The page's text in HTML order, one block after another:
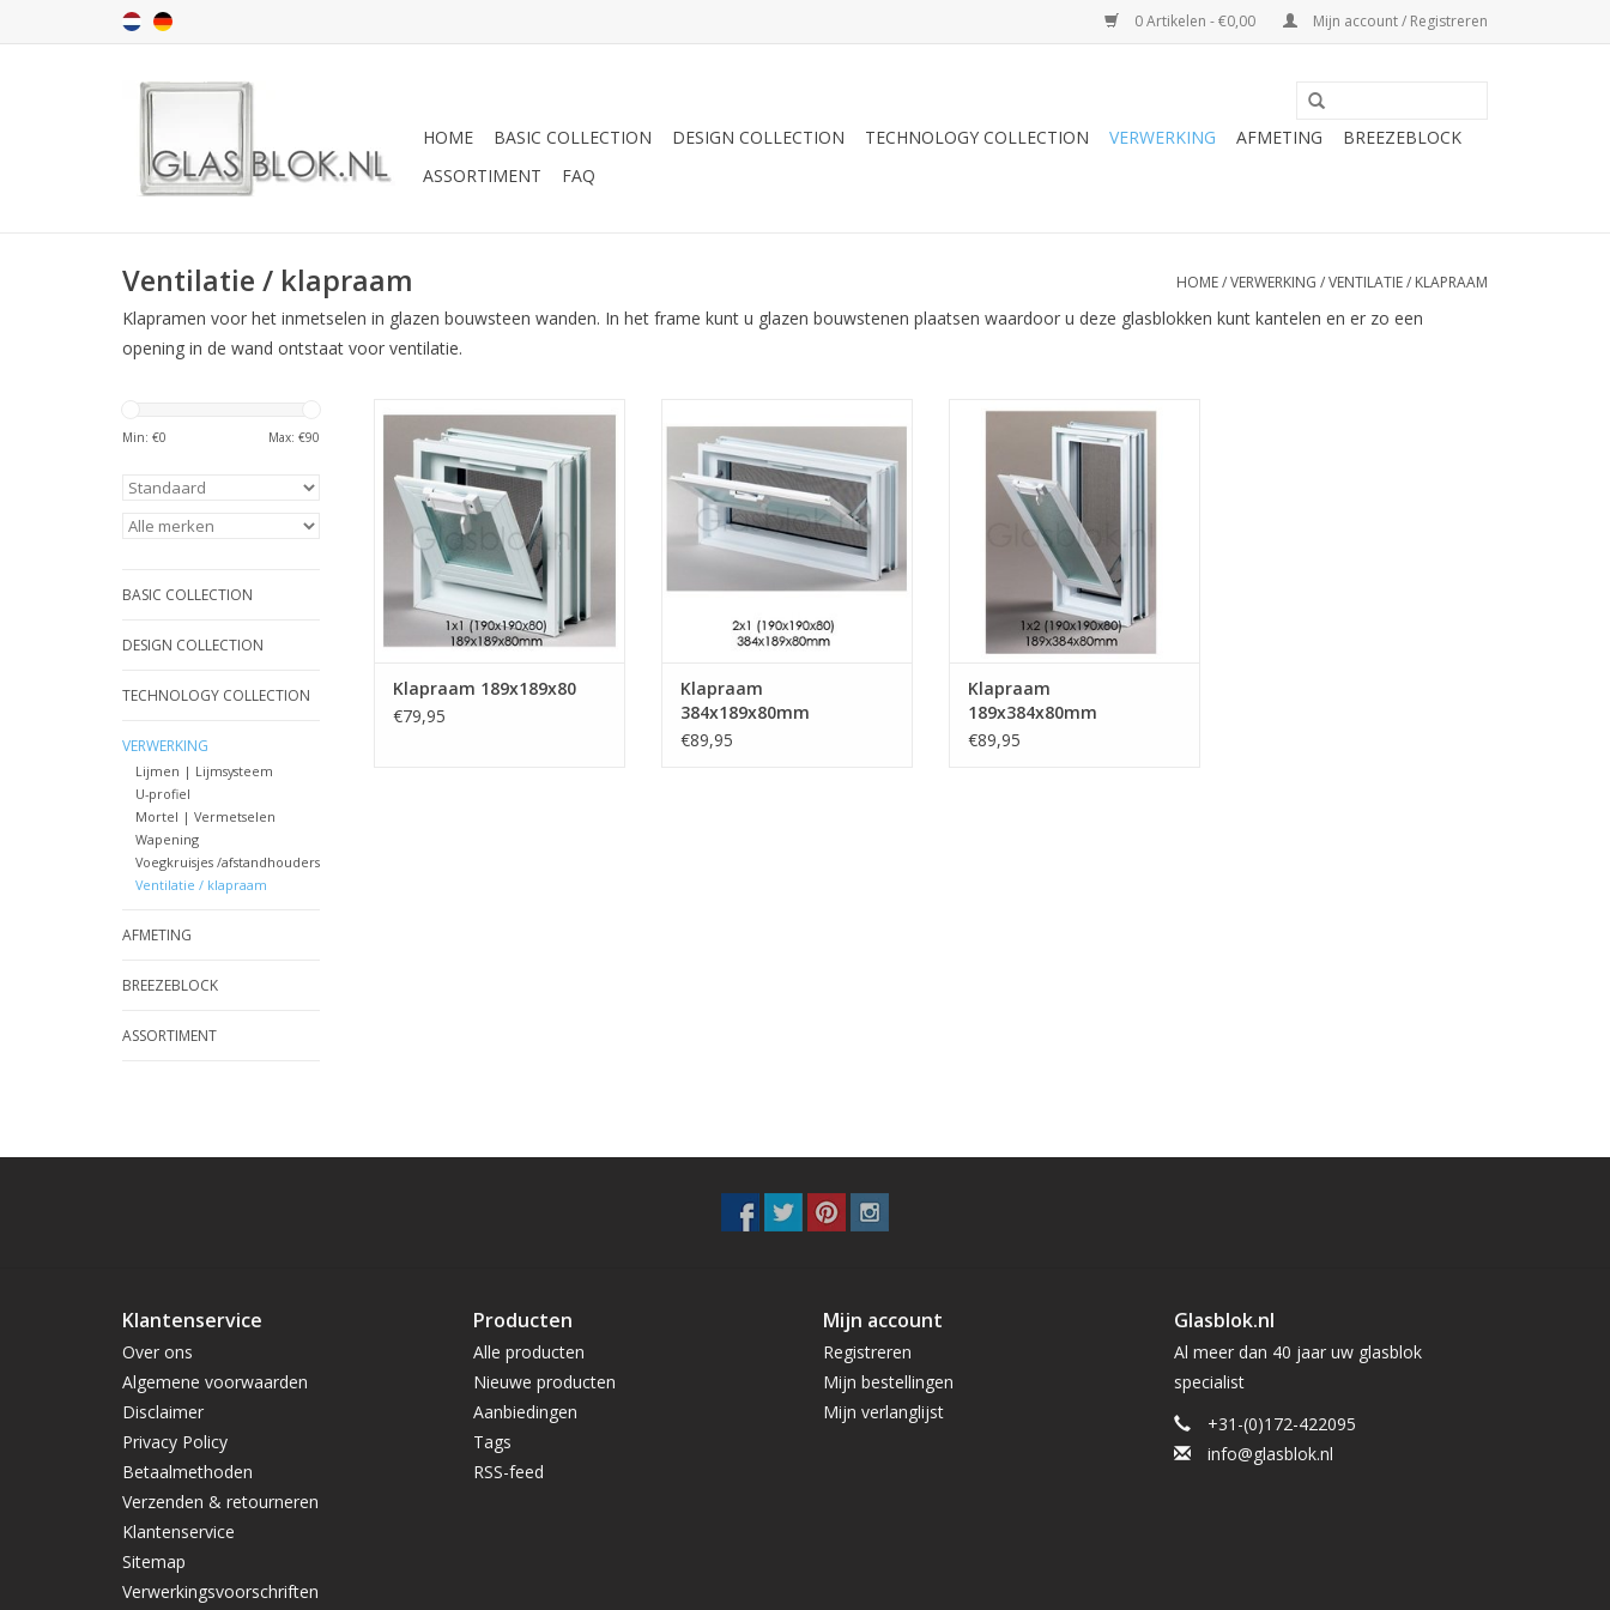
0 Artikelen - €0,00 Mijn account / Registreren
HOME BASIC COLLECTION DESIGN COLLECTION TECHNOLOGY COLLECTION VERWERKING AFMETING
BREEZEBLOCK
ASSORTIMENT
FAQ
Ventilatie / klapraam HOME/VERWERKING /VENTILATIE / KLAPRAAM
Klapramen voor het inmetselen in glazen bouwsteen wanden. In het frame kunt u glazen bouwstenen plaatsen waardoor u deze glasblokken kunt kantelen en er zo een
opening in de wand ontstaat voor ventilatie.
Min: €0 Max: €90
BASIC COLLECTION
DESIGN COLLECTION
TECHNOLOGY COLLECTION
VERWERKING
Lijmen | Lijmsysteem
U-profiel
Mortel | Vermetselen
Wapening
Voegkruisjes /afstandhouders
Ventilatie / klapraam
AFMETING
BREEZEBLOCK
ASSORTIMENT
Dit kant en klare openbare
venster is geschikt voor het
inmetselen bij glazen bouwsteen
wanden. Het klapraampje is
makkelijk open en dicht te doen
met een schuifje op het
raamwerk.
- Uitgevoerd met vliegengaas.
- Makkelijk in te metselen of te v...
Klapraam 189x189x80
€79,95
venster is geschikt voor het
inmetselen bij glazen bouwsteen
wanden. Het klapraampje is
makkelijk open en dicht te doen
met een schuifje op het
raamwerk.
- Makkelijk in te metselen of te v...
Klapraam
384x189x80mm
€89,95
Dit kant en klare openbare
venster is geschikt voor het
inmetselen bij glazen bouwsteen
wanden. Het klapraampje is
makkelijk open en dicht te doen
met een schuifje op het
raamwerk.
- Uitgevoerd met vliegengaas.
- Makkelijk in te metselen of te v...
Klapraam
189x384x80mm
€89,95
Klantenservice
Over ons
Algemene voorwaarden
Disclaimer
Privacy Policy
Betaalmethoden
Verzenden & retourneren
Klantenservice
Sitemap
Verwerkingsvoorschriften
Producten
Alle producten
Nieuwe producten
Aanbiedingen
Tags
RSS-feed
Mijn account
Registreren
Mijn bestellingen
Mijn verlanglijst
Glasblok.nl
Al meer dan 40 jaar uw glasblok
specialist
+31-(0)172-422095
info@glasblok.nl